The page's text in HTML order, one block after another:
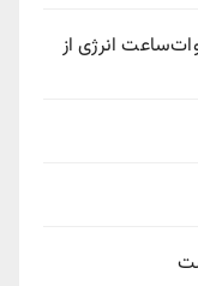
و ۵۰۹ هزار و ۵۵۰ کیلووات‌ساعت انرژی از